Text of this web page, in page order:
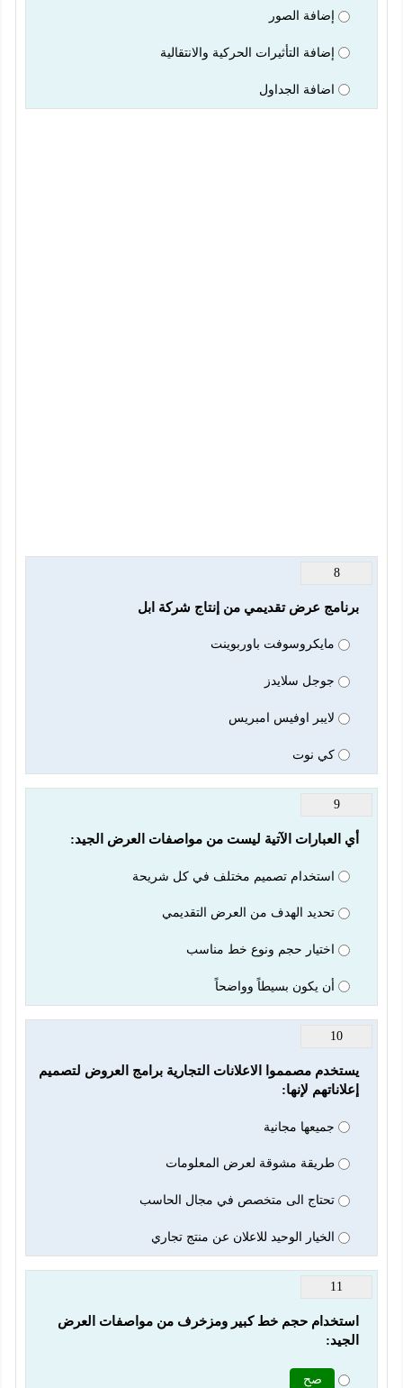
إضافة الصور
إضافة التأثيرات الحركية والانتقالية
اضافة الجداول
8
برنامج عرض تقديمي من إنتاج شركة ابل
مايكروسوفت باوربوينت
جوجل سلايدز
لايبر اوفيس امبريس
كي نوت
9
أي العبارات الآتية ليست من مواصفات العرض الجيد:
استخدام تصميم مختلف في كل شريحة
تحديد الهدف من العرض التقديمي
اختيار حجم ونوع خط مناسب
أن يكون بسيطاً وواضحاً
10
إعلاناتهم لإنها:
جميعها مجانية
طريقة مشوقة لعرض المعلومات
تحتاج الى متخصص في مجال الحاسب
الخيار الوحيد للاعلان عن منتج تجاري
11
الجيد:
صح